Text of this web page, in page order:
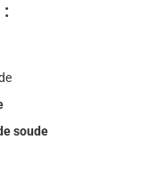
soude